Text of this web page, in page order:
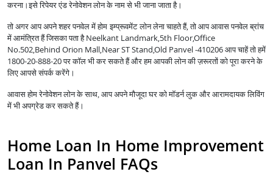
करना।इसे रिपेयर एंड रेनोवेशन लोन के नाम से भी जाना जाता है।
तो अगर आप अपने शहर पनवेल मेंहोम इम्प्रूवमेंट लोनलेना चाहते हैं, तो आप आवास पनवेल ब्रांच
में आमंत्रित हैं जिसका पता है Neelkant Landmark,5th Floor,Office
No.502,Behind Orion Mall,Near ST Stand,Old Panvel -410206 आप चाहें तो हमें
1800-20-888-20 पर कॉल भी कर सकते हैं और हम आपकी लोन की ज़रूरतों को पूरा करने के
लिए आपसे संपर्क करेंगे।
आवास होम रेनोवेशन लोन के साथ, आप अपने मौजूदा घर को मॉडर्न लुक और आरामदायक लिविंग
में भी अपग्रेड कर सकते हैं।
Home Loan In Home Improvement
Loan In Panvel FAQs